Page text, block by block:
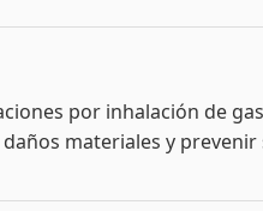
por inhalación de
materiales y